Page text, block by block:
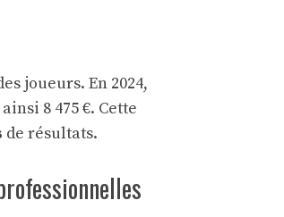
joueurs. En 2024,
8 475 €. Cette
de résultats.